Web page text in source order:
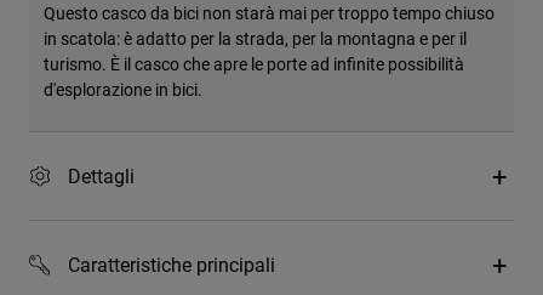
Questo casco da bici non starà mai per troppo tempo chiuso
in scatola: è adatto per la strada, per la montagna e per il
turismo. È il casco che apre le porte ad infinite possibilità
d'esplorazione in bici.
Dettagli
Caratteristiche principali